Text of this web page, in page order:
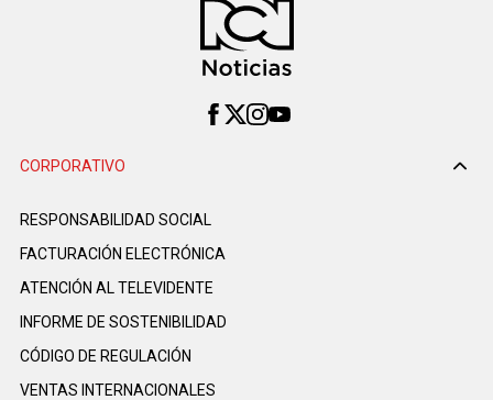
CORPORATIVO
RESPONSABILIDAD SOCIAL
FACTURACIÓN ELECTRÓNICA
ATENCIÓN AL TELEVIDENTE
INFORME DE SOSTENIBILIDAD
CÓDIGO DE REGULACIÓN
VENTAS INTERNACIONALES